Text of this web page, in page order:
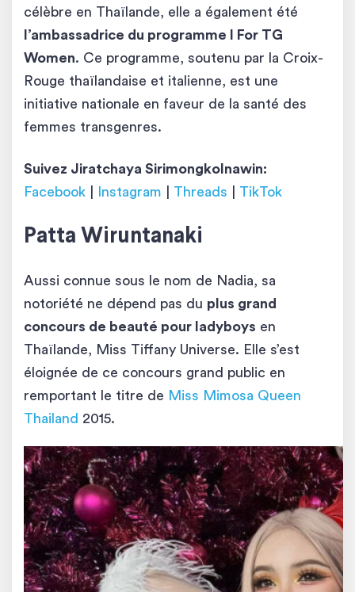
célèbre en Thaïlande, elle a également été
l’ambassadrice du programme I For TG
Women. Ce programme, soutenu par la Croix-
Rouge thaïlandaise et italienne, est une
initiative nationale en faveur de la santé des
femmes transgenres.
Suivez Jiratchaya Sirimongkolnawin:
Facebook
Instagram Threads TikTok
Patta Wiruntanaki
Aussi connue sous le nom de Nadia, sa
notoriété ne dépend pas du plus grand
concours de beauté pour ladyboys en
Thaïlande, Miss Tiffany Universe. Elle s’est
éloignée de ce concours grand public en
remportant le titre de Miss Mimosa Queen
Thailand 2015.